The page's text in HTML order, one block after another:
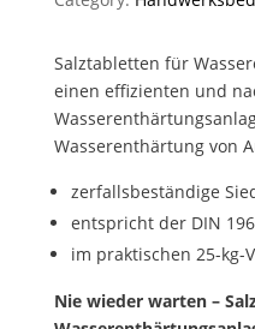
Salztabletten für
einen effizienten und
Wasserenthärtung von
zerfallsbeständige
entspricht der DIN
im praktischen 25-kg-
Nie wieder warten –